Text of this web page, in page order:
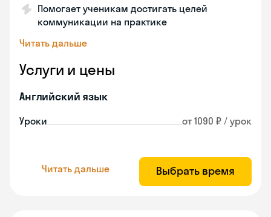
Помогает ученикам достигать целей
коммуникации на практике
Читать дальше
Услуги и цены
Английский язык
Уроки от 1090 ₽ / урок
Читать дальше Выбрать время